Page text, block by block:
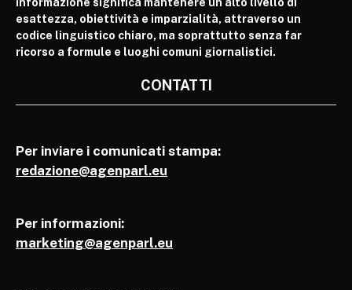
esattezza, obiettività e imparzialità, attraverso un
codice linguistico chiaro, ma soprattutto senza far
ricorso a formule e luoghi comuni giornalistici.
CONTATTI
Per inviare i comunicati stampa:
redazione@agenparl.eu
Per informazioni:
marketing@agenparl.eu